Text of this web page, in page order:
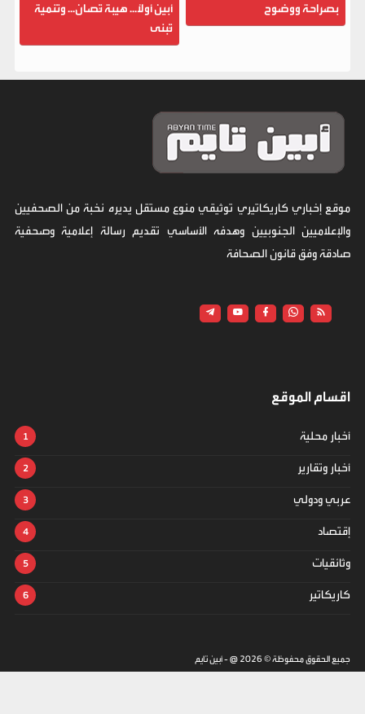
بصراحة ووضوح
أبين أولاً... هيبة تُصان... وتنمية
تُبنى
موقع إخباري كاريكاتيري توثيقي منوع مستقل يديره نخبة من الصحفيين
والإعلاميين الجنوبيين وهدفه الأساسي تقديم رسالة إعلامية وصحفية
صادقة وفق قانون الصحافة
اقسام الموقع
أخبار محلية
أخبار وتقارير
عربي ودولي
إقتصاد
وثائقيات
كاريكاتير
جميع الحقوق محفوظة © 2026 @ - أبين تايم